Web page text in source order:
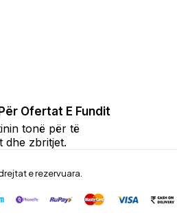
Ofertat E Fundit
tonë për të
dhe zbritjet.
e rezervuara.